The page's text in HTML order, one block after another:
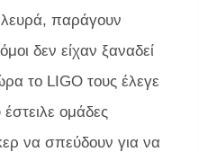
παράγουν
δεν είχαν ξαναδεί
το LIGO τους έλεγε
ομάδες
να σπεύδουν για να